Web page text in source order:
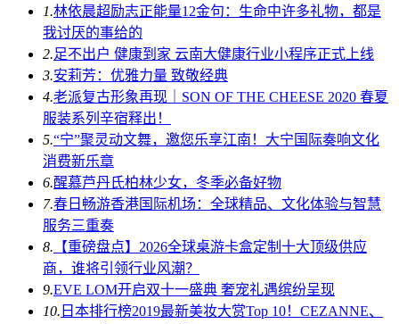
1.林依晨超励志正能量12金句：生命中许多礼物，都是
我讨厌的事给的
2.足不出户 健康到家 云南大健康行业小程序正式上线
3.安莉芳：优雅力量 致敬经典
4.老派复古形象再现｜SON OF THE CHEESE 2020 春夏
服装系列辛宿释出！
5.“宁”聚灵动文舞，邀您乐享江南！大宁国际奏响文化
消费新乐章
6.醒慕芦丹氏柏林少女，冬季必备好物
7.春日畅游香港国际机场：全球精品、文化体验与智慧
服务三重奏
8. 【重磅盘点】2026全球桌游卡盒定制十大顶级供应
商，谁将引领行业风潮？
9.EVE LOM开启双十一盛典 奢宠礼遇缤纷呈现
10. 日本排行榜2019最新美妆大赏Top 10！CEZANNE、